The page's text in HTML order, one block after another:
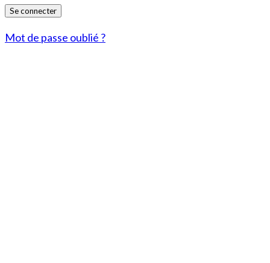
Mot de passe oublié ?